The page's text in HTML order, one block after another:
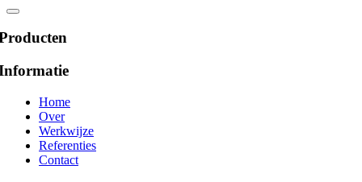
Home
Over
Werkwijze
Referenties
Contact